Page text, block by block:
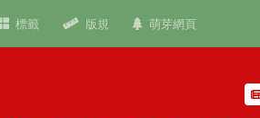
標籤 版規 萌芽網頁